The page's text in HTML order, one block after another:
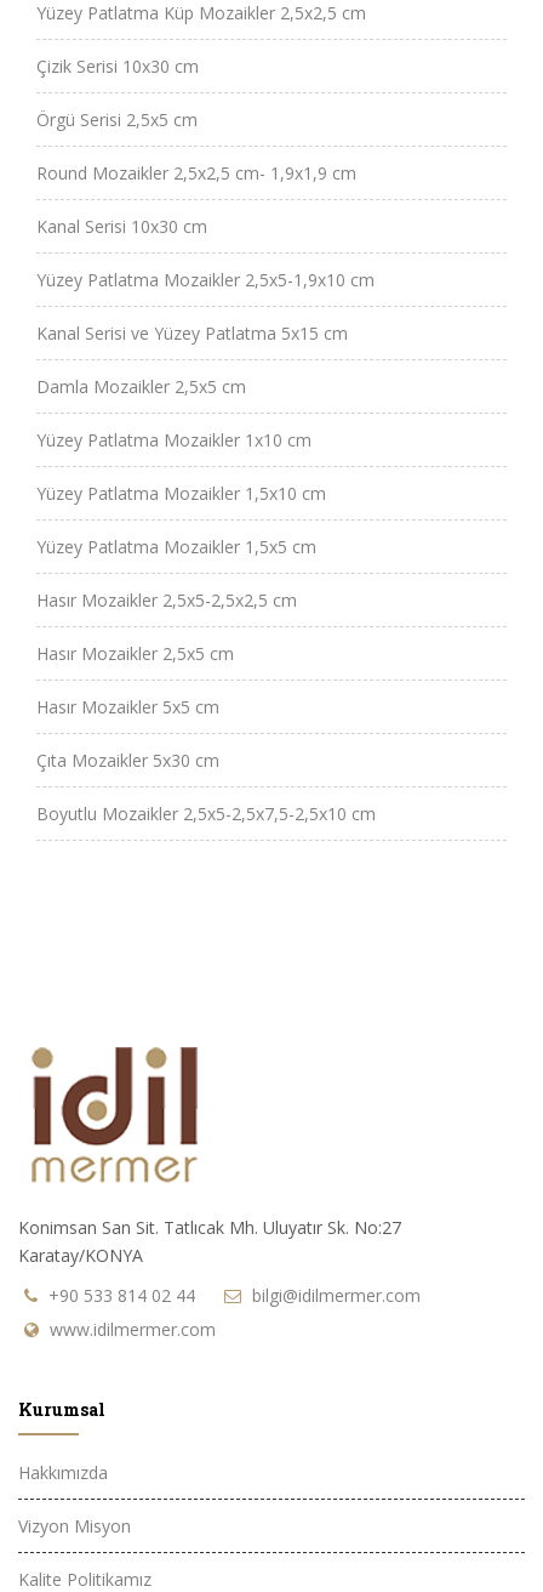
Yüzey Patlatma Küp Mozaikler 2,5x2,5 cm
Çizik Serisi 10x30 cm
Örgü Serisi 2,5x5 cm
Round Mozaikler 2,5x2,5 cm- 1,9x1,9 cm
Kanal Serisi 10x30 cm
Yüzey Patlatma Mozaikler 2,5x5-1,9x10 cm
Kanal Serisi ve Yüzey Patlatma 5x15 cm
Damla Mozaikler 2,5x5 cm
Yüzey Patlatma Mozaikler 1x10 cm
Yüzey Patlatma Mozaikler 1,5x10 cm
Yüzey Patlatma Mozaikler 1,5x5 cm
Hasır Mozaikler 2,5x5-2,5x2,5 cm
Hasır Mozaikler 2,5x5 cm
Hasır Mozaikler 5x5 cm
Çıta Mozaikler 5x30 cm
Boyutlu Mozaikler 2,5x5-2,5x7,5-2,5x10 cm
Konimsan San Sit. Tatlıcak Mh. Uluyatır Sk. No:27
Karatay/KONYA
+90 533 814 02 44
bilgi@idilmermer.com
www.idilmermer.com
Kurumsal
Hakkımızda
Vizyon Misyon
Kalite Politikamız